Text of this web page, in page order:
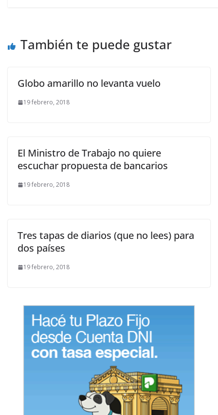
También te puede gustar
Globo amarillo no levanta vuelo
19 febrero, 2018
El Ministro de Trabajo no quiere
escuchar propuesta de bancarios
19 febrero, 2018
Tres tapas de diarios (que no lees) para
dos países
19 febrero, 2018